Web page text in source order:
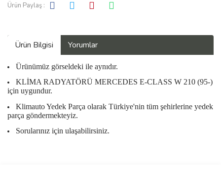
Ürün Paylaş :
Ürün Bilgisi Yorumlar
Ürünümüz görseldeki ile aynıdır.
KLİMA RADYATÖRÜ MERCEDES E-CLASS W 210 (95-)
için uygundur.
Klimauto Yedek Parça olarak Türkiye'nin tüm şehirlerine yedek
parça göndermekteyiz.
Sorularınız için ulaşabilirsiniz.